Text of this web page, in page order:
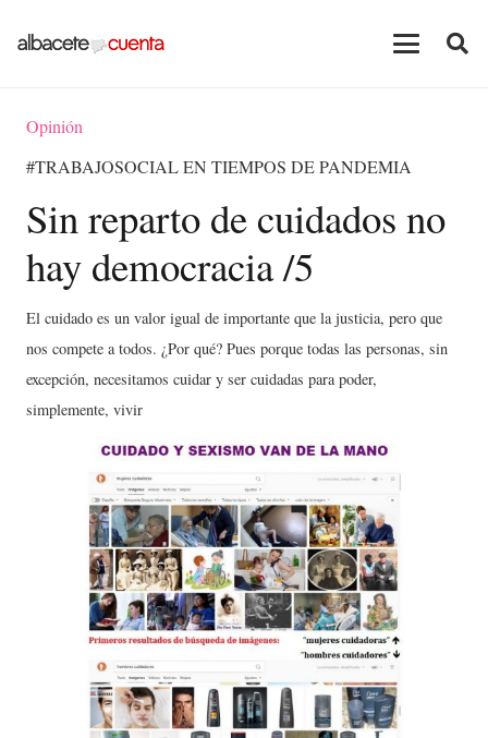
Opinión
#TRABAJOSOCIAL EN TIEMPOS DE PANDEMIA
Sin reparto de cuidados no
hay democracia /5
El cuidado es un valor igual de importante que la justicia, pero que
nos compete a todos. ¿Por qué? Pues porque todas las personas, sin
excepción, necesitamos cuidar y ser cuidadas para poder,
simplemente, vivir